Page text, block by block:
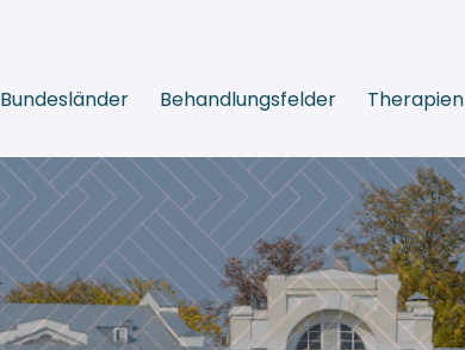
Bundesländer Behandlungsfelder Therapien